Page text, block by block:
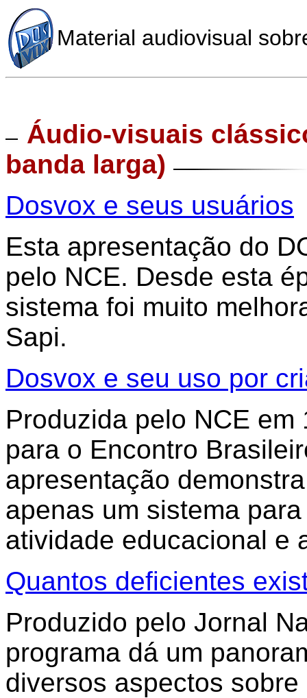
Material audiovisual
Áudio-visuais
banda larga)
Dosvox e seus usuários
Esta apresentação do
pelo NCE. Desde esta
sistema foi muito
Sapi.
Dosvox e seu uso por
Produzida pelo NCE
para o Encontro
apresentação
apenas um sistema
atividade educacional e
Quantos deficientes
Produzido pelo Jornal
programa dá um
diversos aspectos